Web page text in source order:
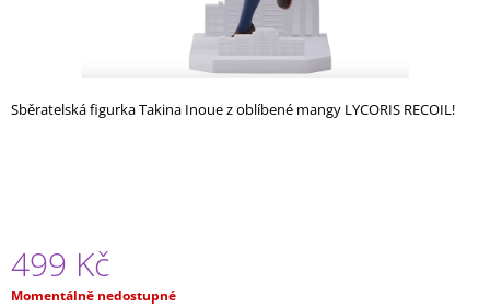
Sběratelská figurka Takina Inoue z oblíbené mangy LYCORIS RECOIL!
499 Kč
Měrná
Momentálně nedostupné
O
R
U